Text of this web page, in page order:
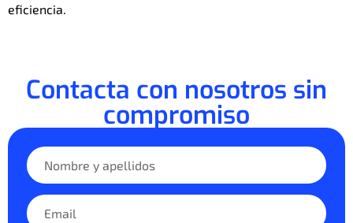
eficiencia.
Contacta con nosotros sin
compromiso